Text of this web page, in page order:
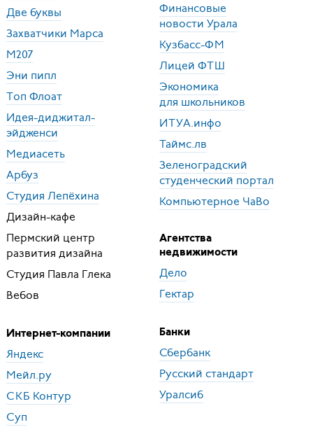
Две буквы
Захватчики Марса
М207
Эни пипл
Топ Флоат
Идея-диджитал-
эйдженси
Медиасеть
Арбуз
Студия Лепёхина
Дизайн-кафе
Пермский центр
развития дизайна
Студия Павла Глека
Вебов
Интернет-компании
Яндекс
Мейл.ру
СКБ Контур
Суп
Финансовые
новости Урала
Кузбасс-ФМ
ЛицейФТШ
Экономика
для школьников
ИТУА.инфо
Таймс.лв
Зеленоградский
студенческий портал
Компьютерное ЧаВо
Агентства
недвижимости
Дело
Гектар
Банки
Сбербанк
Русский стандарт
Уралсиб